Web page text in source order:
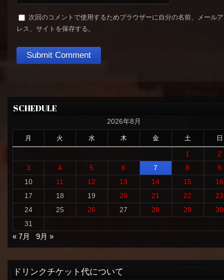
次回のコメントで使用するためブラウザーに自分の名前、メール
レス、サイトを保存する。
SCHEDULE
2026年8月
月 火 水 木 金 土 日
1
2
3
4 5 6 7 8
9
10
11 12 13 14 15
16
17
18 19 20 21 22
23
24
25 26 27 28 29
30
31
« 7月
9月 »
ドリンクチケット代について